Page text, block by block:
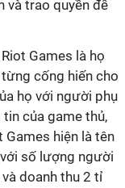
và trao quyền để
Games là họ
cống hiến cho
họ với người phụ
của game thủ,
Games hiện là tên
số lượng người
doanh thu 2 tỉ